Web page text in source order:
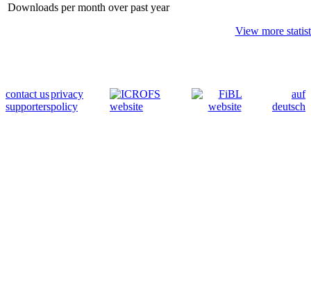
Downloads per month over past year
View more
contact us
supporters
privacy
policy
auf
deutsch